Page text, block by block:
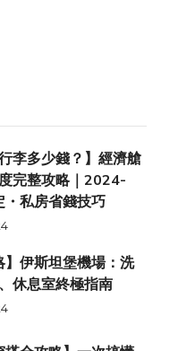
李多少錢？】經濟艙
完整攻略｜2024-
私房省錢技巧
】伊斯坦堡機場：洗
休息室終極指南